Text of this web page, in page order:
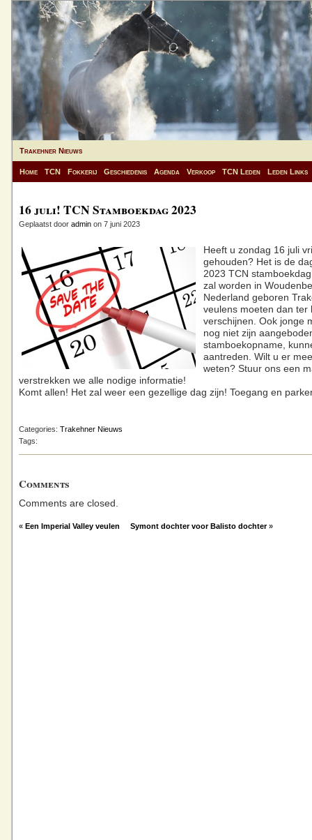
Trakehner Nieuws
Home TCN Fokkerij Geschiedenis Agenda Verkoop TCN Leden Leden Links
16 juli! TCN Stamboekdag 2023
Geplaatst door admin on 7 juni 2023
Heeft u zondag 16 juli
gehouden? Het is de
2023 TCN
zal worden in
Nederland geboren
veulens moeten dan ter
verschijnen. Ook jonge
nog niet zijn
stamboekopname,
aantreden. Wilt u er
weten? Stuur ons een
verstrekken we alle nodige informatie!
Komt allen! Het zal weer een gezellige dag zijn! Toegang en
Categories: Trakehner Nieuws
Tags:
Comments
Comments are closed.
« Een Imperial Valley veulen Symont dochter voor Balisto dochter»